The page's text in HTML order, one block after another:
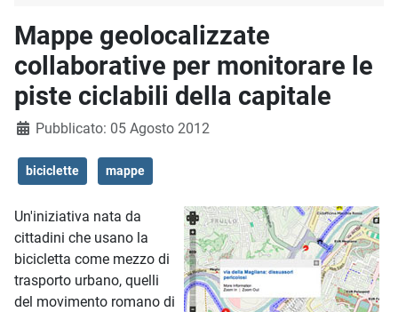
Mappe geolocalizzate
collaborative per monitorare le
piste ciclabili della capitale
Dettagli
Pubblicato: 05 Agosto 2012
biciclette mappe
Un'iniziativa nata da
cittadini che usano la
bicicletta come mezzo di
trasporto urbano, quelli
del movimento romano di